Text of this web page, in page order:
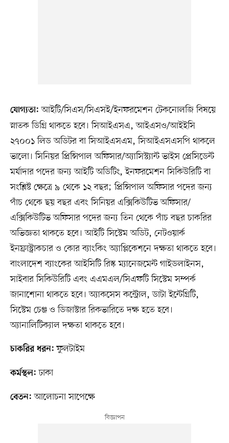
যোগ্যতা: আইটি/সিএস/সিএসই/ইনফরমেশন টেকনোলজি বিষয়ে
স্নাতক ডিগ্রি থাকতে হবে। সিআইএসএ, আইএসও/আইইসি
২৭০০১ লিড অডিটর বা সিআইএসএম, সিআইএসএসপি থাকলে
ভালো। সিনিয়র প্রিন্সিপাল অফিসার/অ্যাসিস্ট্যান্ট ভাইস প্রেসিডেন্ট
মর্যাদার পদের জন্য আইটি অডিটিং, ইনফরমেশন সিকিউরিটি বা
সংশ্লিষ্ট ক্ষেত্রে ৯ থেকে ১২ বছর; প্রিন্সিপাল অফিসার পদের জন্য
পাঁচ থেকে ছয় বছর এবং সিনিয়র এক্সিকিউটিভ অফিসার/
এক্সিকিউটিভ অফিসার পদের জন্য তিন থেকে পাঁচ বছর চাকরির
অভিজ্ঞতা থাকতে হবে। আইটি সিস্টেম অডিট, নেটওয়ার্ক
ইনফ্রাস্ট্রাকচার ও কোর ব্যাংকিং অ্যাপ্লিকেশনে দক্ষতা থাকতে হবে।
বাংলাদেশ ব্যাংকের আইসিটি রিস্ক ম্যানেজমেন্ট গাইডলাইনস,
সাইবার সিকিউরিটি এবং এএমএল/সিএফটি সিস্টেম সম্পর্ক
জানাশোনা থাকতে হবে। অ্যাকসেস কন্ট্রোল, ডাটা ইন্টেগ্রিটি,
সিস্টেম চেঞ্জ ও ডিজাস্টার রিকভারিতে দক্ষ হতে হবে।
অ্যানালিটিক্যাল দক্ষতা থাকতে হবে।
চাকরির ধরন: ফুলটাইম
কর্মস্থল: ঢাকা
বেতন: আলোচনা সাপেক্ষে